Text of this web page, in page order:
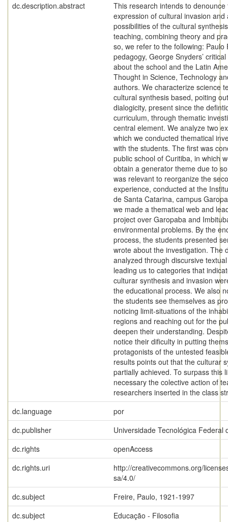
dc.description.abstract
This research intends to denounce
expression of cultural invasion and
possibilities of the cultural
teaching, combining theory and
so, we refer to the following: Paulo
pedagogy, George Snyders’
about the school and the Latin
Thought in Science, Technology
authors. We characterize science
cultural synthesis based, poiting
dialogicity, present since the
curriculum, through thematic
central element. We analyze two
which we conducted thematical
with the students. The first was
public school of Curitiba, in which
obtain a generator theme due to
was relevant to reorganize the
experience, conducted at the
de Santa Catarina, campus
we made a thematical web and
project over Garopaba and
environmental problems. By the
process, the students presented
wrote about the investigation. The
analyzed through discursive
leading us to categories that
culturar synthesis and invasion
the educational process. We also
the students see themselves as
noticing limit-situations of the
regions and reaching out for the
deepen their understanding.
notice their dificulty in putting
protagonists of the untested
results points out that the culturar
partially achieved. To surpass this
necessary the colective action of
researchers inserted in the class
dc.language
por
dc.publisher
Universidade Tecnológica Federal
dc.rights
openAccess
dc.rights.uri
http://creativecommons.org/
sa/4.0/
dc.subject
Freire, Paulo, 1921-1997
dc.subject
Educação - Filosofia